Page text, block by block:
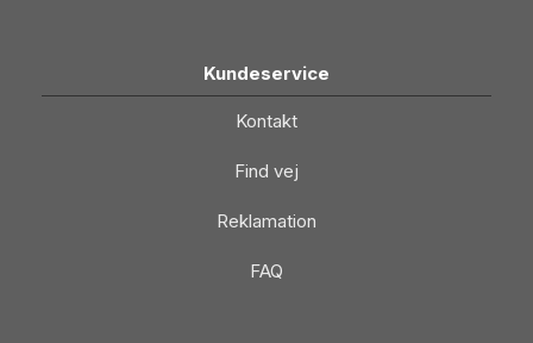
Kundeservice
Kontakt
Find vej
Reklamation
FAQ